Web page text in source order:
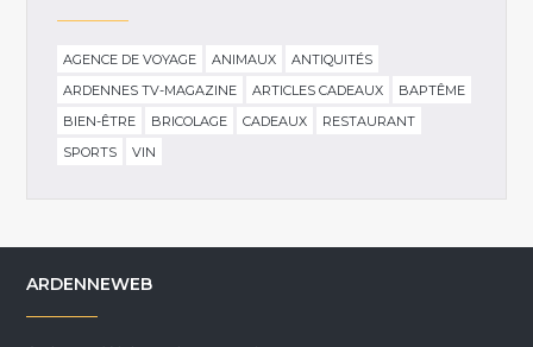
AGENCE DE VOYAGE ANIMAUX
ANTIQUITÉS
ARDENNES TV-MAGAZINE
ARTICLES CADEAUX
BAPTÊME
BIEN-ÊTRE
BRICOLAGE CADEAUX
RESTAURANT
SPORTS
VIN
ARDENNEWEB